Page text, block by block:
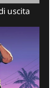
uscita